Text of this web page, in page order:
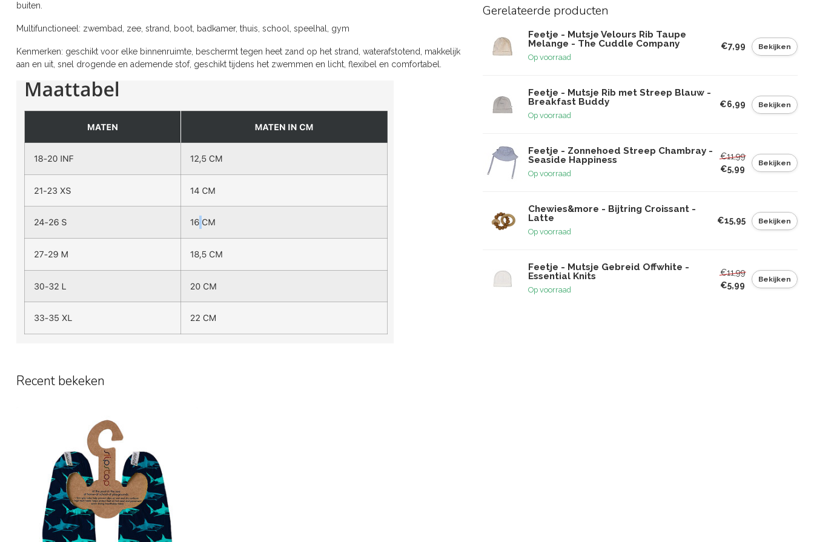
buiten.
Multifunctioneel: zwembad, zee, strand, boot, badkamer, thuis, school, speelhal, gym
Kenmerken: geschikt voor elke binnenruimte, beschermt tegen heet zand op het strand, waterafstotend, makkelijk
aan en uit, snel drogende en ademende stof, geschikt tijdens het zwemmen en licht, flexibel en comfortabel.
Gerelateerde producten
Feetje - Mutsje Velours Rib Taupe
Melange - The Cuddle Company
Op voorraad
€7,99 Bekijken
Feetje - Mutsje Rib met Streep Blauw -
Breakfast Buddy
Op voorraad
€6,99 Bekijken
Feetje - Zonnehoed Streep Chambray -
Seaside Happiness
Op voorraad
€11,99
€5,99
Bekijken
Chewies&more - Bijtring Croissant -
Latte
Op voorraad
€15,95 Bekijken
Feetje - Mutsje Gebreid Offwhite -
Essential Knits
Op voorraad
€11,99
€5,99
Bekijken
Recent bekeken